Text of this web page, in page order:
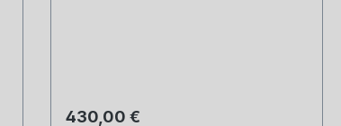
Regulärer Preis:
430,00 €